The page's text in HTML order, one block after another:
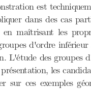
est
dans des cas
maîtrisant les
d'ordre inférieur
L'étude des groupes
les
ces exemples